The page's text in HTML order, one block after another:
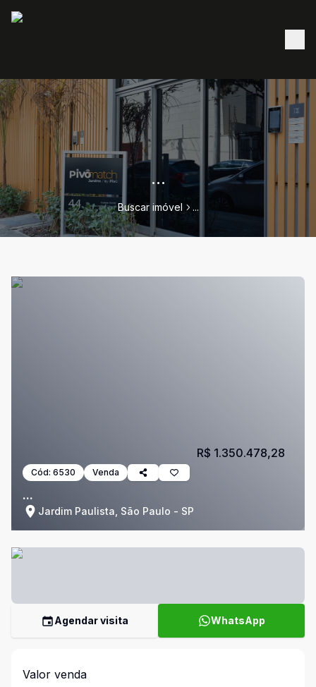
...
Buscar imóvel ...
Cód: 6530 Venda
...
Jardim Paulista, São Paulo - SP
R$ 1.350.478,28
Agendar visita WhatsApp
Valor venda